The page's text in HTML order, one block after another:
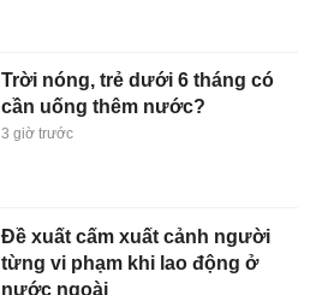
Trời nóng, trẻ dưới 6 tháng có
cần uống thêm nước?
3 giờ trước
Đề xuất cấm xuất cảnh người
từng vi phạm khi lao động ở
nước ngoài